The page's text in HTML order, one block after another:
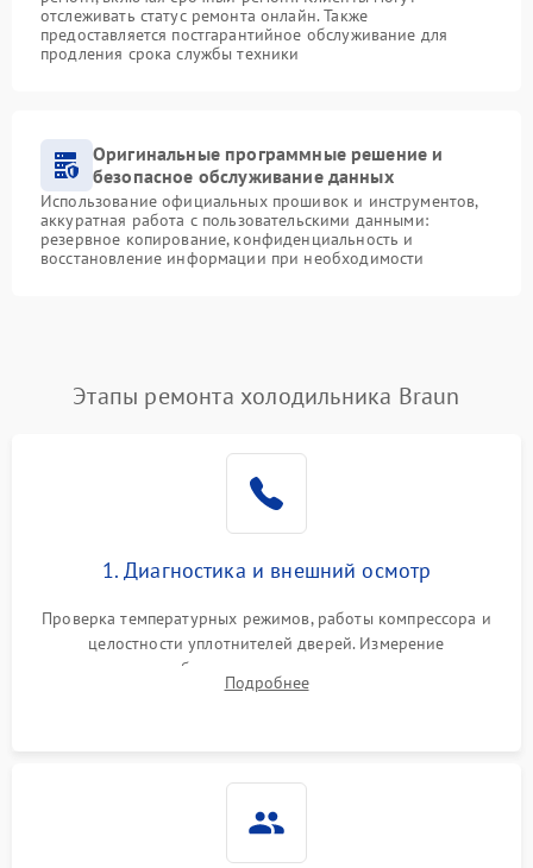
отслеживать статус ремонта онлайн. Также
предоставляется постгарантийное обслуживание для
продления срока службы техники
Оригинальные программные решение и
безопасное обслуживание данных
Использование официальных прошивок и инструментов,
аккуратная работа с пользовательскими данными:
резервное копирование, конфиденциальность и
восстановление информации при необходимости
Этапы ремонта холодильника Braun
1. Диагностика и внешний осмотр
Проверка температурных режимов, работы компрессора и
целостности уплотнителей дверей. Измерение
сопротивления обмоток мотора, проверка термостата и
считывание кодов ошибок с электронного дисплея.
Подробнее